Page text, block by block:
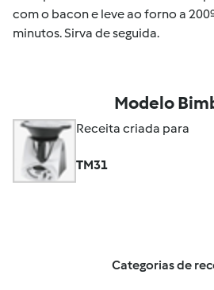
com o bacon e leve ao forno a
minutos. Sirva de seguida.
Modelo
Receita criada para
TM31
Categorias de